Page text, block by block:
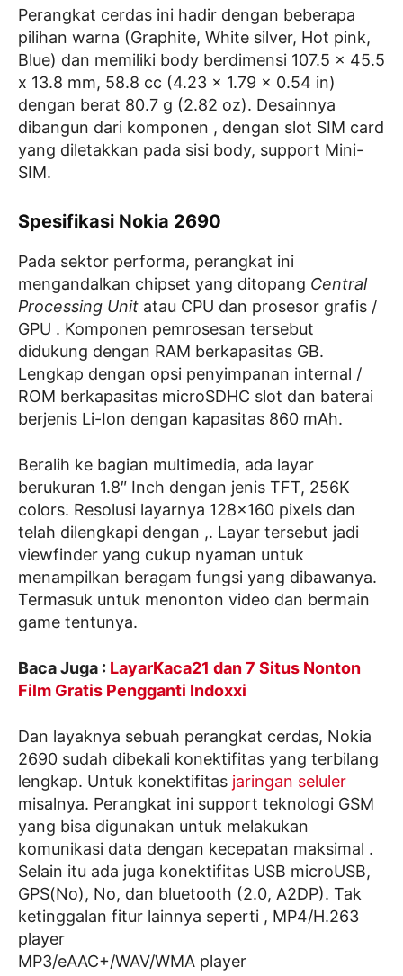
Perangkat cerdas ini hadir dengan beberapa
pilihan warna (Graphite, White silver, Hot pink,
Blue) dan memiliki body berdimensi 107.5 x 45.5
x 13.8 mm, 58.8 cc (4.23 x 1.79 x 0.54 in)
dengan berat 80.7 g (2.82 oz). Desainnya
dibangun dari komponen , dengan slot SIM card
yang diletakkan pada sisi body, support Mini-
SIM.
Spesifikasi Nokia 2690
Pada sektor performa, perangkat ini
mengandalkan chipset yang ditopang Central
Processing Unit atau CPU dan prosesor grafis /
GPU . Komponen pemrosesan tersebut
didukung dengan RAM berkapasitas GB.
Lengkap dengan opsi penyimpanan internal /
ROM berkapasitas microSDHC slot dan baterai
berjenis Li-Ion dengan kapasitas 860 mAh.
Beralih ke bagian multimedia, ada layar
berukuran 1.8″ Inch dengan jenis TFT, 256K
colors. Resolusi layarnya 128×160 pixels dan
telah dilengkapi dengan ,. Layar tersebut jadi
viewfinder yang cukup nyaman untuk
menampilkan beragam fungsi yang dibawanya.
Termasuk untuk menonton video dan bermain
game tentunya.
Baca Juga : LayarKaca21 dan 7 Situs Nonton
Film Gratis Pengganti Indoxxi
Dan layaknya sebuah perangkat cerdas, Nokia
2690 sudah dibekali konektifitas yang terbilang
lengkap. Untuk konektifitas jaringan seluler
misalnya. Perangkat ini support teknologi GSM
yang bisa digunakan untuk melakukan
komunikasi data dengan kecepatan maksimal .
Selain itu ada juga konektifitas USB microUSB,
GPS(No), No, dan bluetooth (2.0, A2DP). Tak
ketinggalan fitur lainnya seperti , MP4/H.263
player
MP3/eAAC+/WAV/WMA player